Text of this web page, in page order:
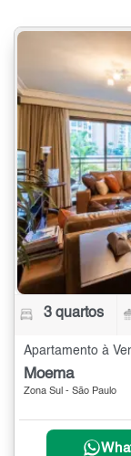
3 quartos
Apartamento à
Moema
Zona Sul - São Paulo